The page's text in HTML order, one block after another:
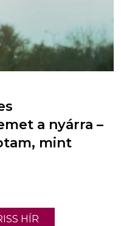
a nyárra –
mint
HÍR